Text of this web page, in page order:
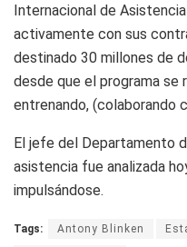
Internacional de
activamente con sus
destinado 30 millones de
desde que el programa se
entrenando, (colaborando
El jefe del Departamento
asistencia fue analizada
impulsándose.
Tags: Antony Blinken